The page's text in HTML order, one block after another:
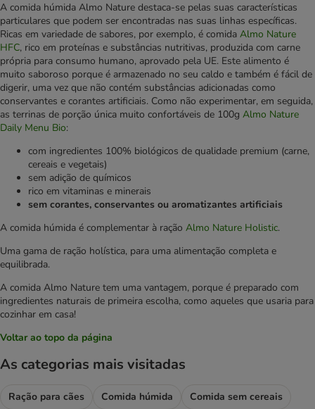
A comida húmida Almo Nature destaca-se pelas suas características
particulares que podem ser encontradas nas suas linhas específicas.
Ricas em variedade de sabores, por exemplo, é comida Almo Nature
HFC, rico em proteínas e substâncias nutritivas, produzida com carne
própria para consumo humano, aprovado pela UE. Este alimento é
muito saboroso porque é armazenado no seu caldo e também é fácil de
digerir, uma vez que não contém substâncias adicionadas como
conservantes e corantes artificiais. Como não experimentar, em seguida,
as terrinas de porção única muito confortáveis de 100g Almo Nature
Daily Menu Bio:
com ingredientes 100% biológicos de qualidade premium (carne,
cereais e vegetais)
sem adição de químicos
rico em vitaminas e minerais
sem corantes, conservantes ou aromatizantes artificiais
A comida húmida é complementar à ração Almo Nature Holistic.
Uma gama de ração holística, para uma alimentação completa e
equilibrada.
A comida Almo Nature tem uma vantagem, porque é preparado com
ingredientes naturais de primeira escolha, como aqueles que usaria para
cozinhar em casa!
Voltar ao topo da página
As categorias mais visitadas
Ração para cães Comida húmida
Comida sem cereais